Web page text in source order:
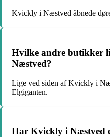
Kvickly i Næstved åbnede
Hvilke andre butikker
Næstved?
Lige ved siden af Kvickly i
Elgiganten.
Har Kvickly i Næstved